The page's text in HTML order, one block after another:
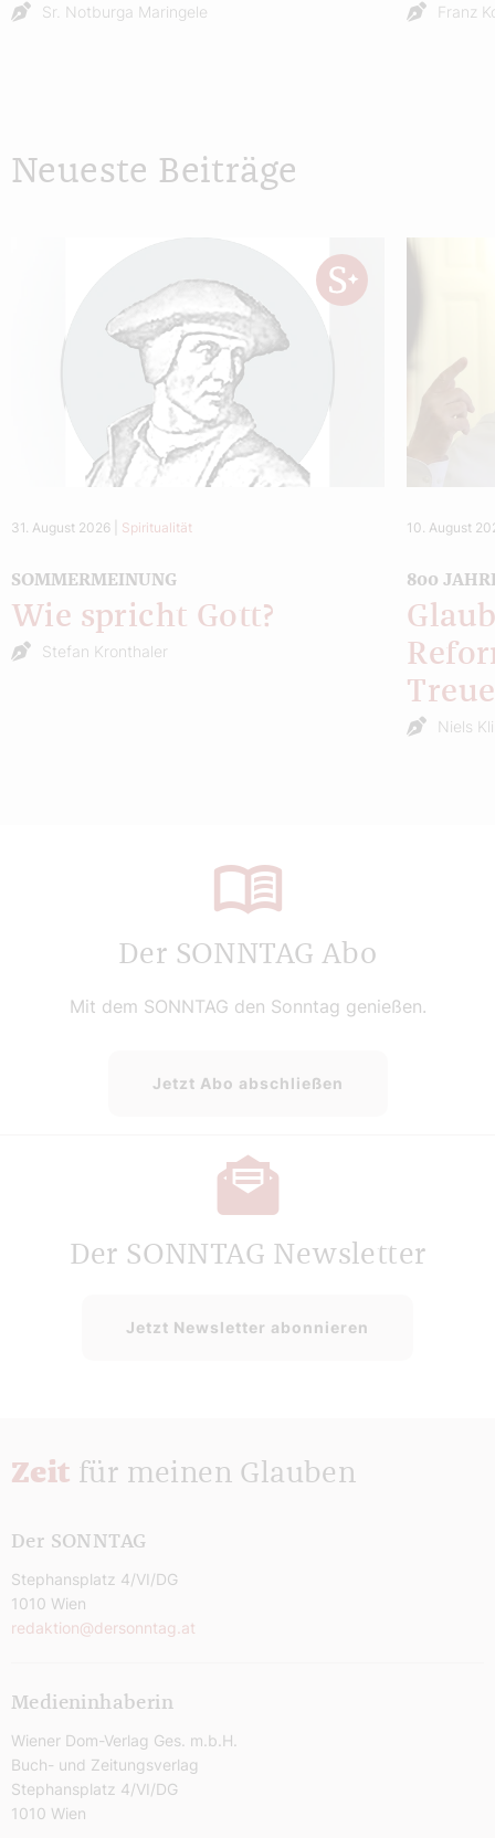
Sr. Notburga Maringele Franz
Neueste Beiträge
31. August 2026 Spiritualität
SOMMERMEINUNG
Wie spricht Gott?
Stefan Kronthaler
10. August
800
Treue
Niels
Der SONNTAG Abo
Mit dem SONNTAG den Sonntag genießen.
Jetzt Abo abschließen
Der SONNTAG Newsletter
Jetzt Newsletter abonnieren
Zeit für meinen Glauben
Der SONNTAG
Stephansplatz 4/VI/DG
1010 Wien
redaktion@dersonntag.at
Medieninhaberin
Wiener Dom-Verlag Ges. m.b.H.
Buch- und Zeitungsverlag
Stephansplatz 4/VI/DG
1010 Wien